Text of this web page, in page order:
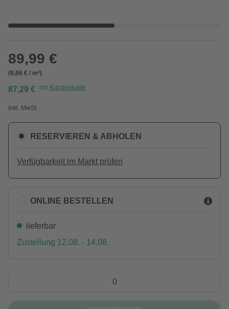
89,99 €
(9,86 € / m²)
87,29 € mit Kundenkarte
Inkl. MwSt.
RESERVIEREN & ABHOLEN
Verfügbarkeit im Markt prüfen
ONLINE BESTELLEN
lieferbar
Zustellung 12.08. - 14.08.